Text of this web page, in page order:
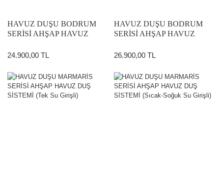
HAVUZ DUŞU BODRUM
SERİSİ AHŞAP HAVUZ
GİRİŞLİ)
24.900,00 TL
HAVUZ DUŞU BODRUM
SERİSİ AHŞAP HAVUZ
Su Girişli)
26.900,00 TL